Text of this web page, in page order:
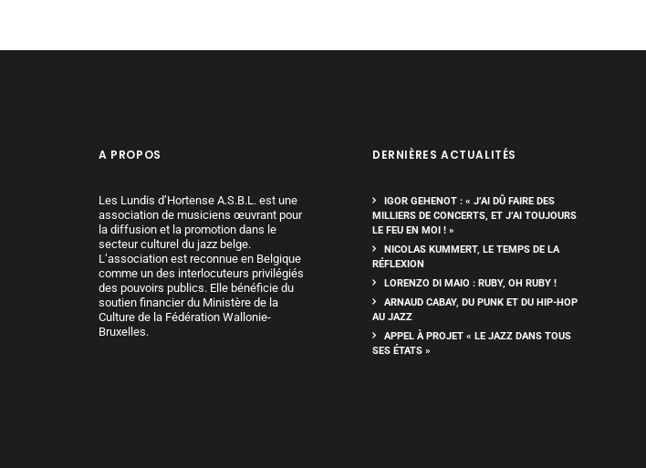
A PROPOS
Les Lundis d’Hortense A.S.B.L. est une
association de musiciens œuvrant pour
la diffusion et la promotion dans le
secteur culturel du jazz belge.
L’association est reconnue en Belgique
comme un des interlocuteurs privilégiés
des pouvoirs publics. Elle bénéficie du
soutien financier du Ministère de la
Culture de la Fédération Wallonie-
Bruxelles.
DERNIÈRES ACTUALITÉS
IGOR GEHENOT : « J’AI DÛ FAIRE DES
MILLIERS DE CONCERTS, ET J’AI TOUJOURS
LE FEU EN MOI ! »
NICOLAS KUMMERT, LE TEMPS DE LA
RÉFLEXION
LORENZO DI MAIO : RUBY, OH RUBY !
ARNAUD CABAY, DU PUNK ET DU HIP-HOP
AU JAZZ
APPEL À PROJET « LE JAZZ DANS TOUS
SES ÉTATS »